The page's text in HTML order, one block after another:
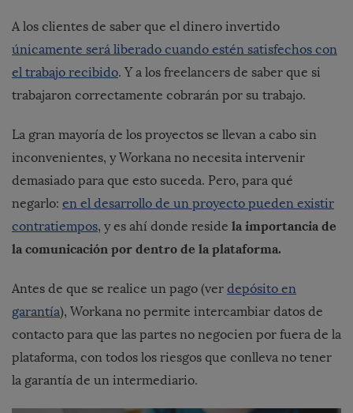
A los clientes de saber que el dinero invertido
únicamente será liberado cuando estén satisfechos con
el trabajo recibido. Y a los freelancers de saber que si
trabajaron correctamente cobrarán por su trabajo.
La gran mayoría de los proyectos se llevan a cabo sin
inconvenientes, y Workana no necesita intervenir
demasiado para que esto suceda. Pero, para qué
negarlo: en el desarrollo de un proyecto pueden existir
contratiempos, y es ahí donde reside la importancia de
la comunicación por dentro de la plataforma.
Antes de que se realice un pago (ver depósito en
garantía), Workana no permite intercambiar datos de
contacto para que las partes no negocien por fuera de la
plataforma, con todos los riesgos que conlleva no tener
la garantía de un intermediario.